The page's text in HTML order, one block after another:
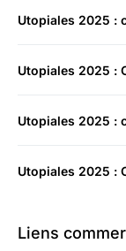
Utopiales 2025 :
Utopiales 2025 :
Utopiales 2025 :
Utopiales 2025 :
Liens